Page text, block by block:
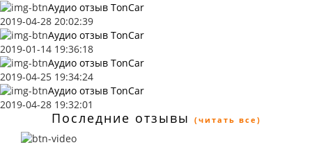
Аудио отзыв TonCar
2019-04-28 20:02:39
Аудио отзыв TonCar
2019-01-14 19:36:18
Аудио отзыв TonCar
2019-04-25 19:34:24
Аудио отзыв TonCar
2019-04-28 19:32:01
Последние отзывы (читать все)